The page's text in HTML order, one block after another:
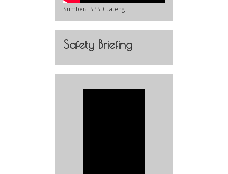
Sumber: BPBD Jateng
Safety Briefing